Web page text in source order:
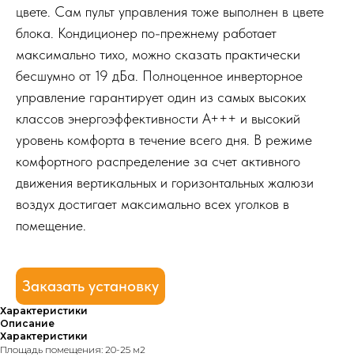
цвете. Сам пульт управления тоже выполнен в цвете
блока. Кондиционер по-прежнему работает
максимально тихо, можно сказать практически
бесшумно от 19 дБа. Полноценное инверторное
управление гарантирует один из самых высоких
классов энергоэффективности А+++ и высокий
уровень комфорта в течение всего дня. В режиме
комфортного распределение за счет активного
движения вертикальных и горизонтальных жалюзи
воздух достигает максимально всех уголков в
помещение.
Заказать установку
Характеристики
Описание
Характеристики
Площадь помещения: 20-25 м2